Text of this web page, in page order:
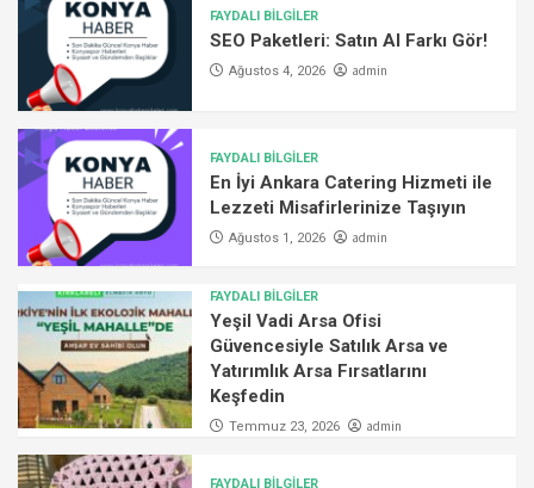
FAYDALI BİLGİLER
SEO Paketleri: Satın Al Farkı Gör!
Ağustos 4, 2026 admin
FAYDALI BİLGİLER
En İyi Ankara Catering Hizmeti ile
Lezzeti Misafirlerinize Taşıyın
Ağustos 1, 2026 admin
FAYDALI BİLGİLER
Yeşil Vadi Arsa Ofisi
Güvencesiyle Satılık Arsa ve
Yatırımlık Arsa Fırsatlarını
Keşfedin
Temmuz 23, 2026 admin
FAYDALI BİLGİLER